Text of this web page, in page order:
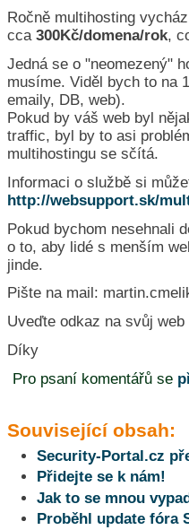
Ročně multihosting
cca 300Kč/domena/rok,
Jedná se o "neomezený"
musíme. Viděl bych to na
emaily, DB, web).
Pokud by váš web byl
traffic, byl by to asi
multihostingu se sčítá.
Informaci o službě si
http://websupport.sk/
Pokud bychom nesehnali
o to, aby lidé s menším
jinde.
Pište na mail:
Uveďte odkaz na svůj
Díky
Pro psaní komentářů se
Související obsah:
Security-Portal.cz
Přidejte se k nám!
Jak to se mnou
Proběhl update fóra